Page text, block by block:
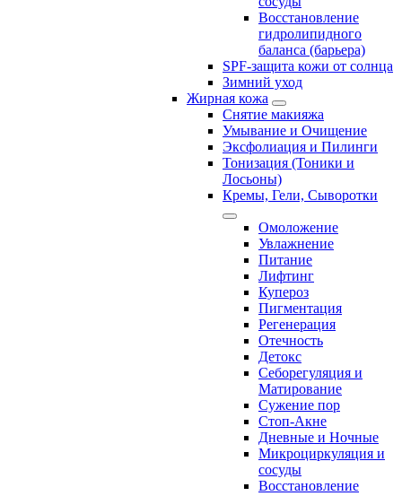
Восстановление
гидролипидного
баланса (барьера)
SPF-защита кожи от солнца
Зимний уход
Жирная кожа
Снятие макияжа
Умывание и Очищение
Эксфолиация и Пилинги
Тонизация (Тоники и
Лосьоны)
Кремы, Гели, Сыворотки
Омоложение
Увлажнение
Питание
Лифтинг
Купероз
Пигментация
Регенерация
Отечность
Детокс
Себорегуляция и
Матирование
Сужение пор
Стоп-Акне
Дневные и Ночные
Микроциркуляция и
сосуды
Восстановление